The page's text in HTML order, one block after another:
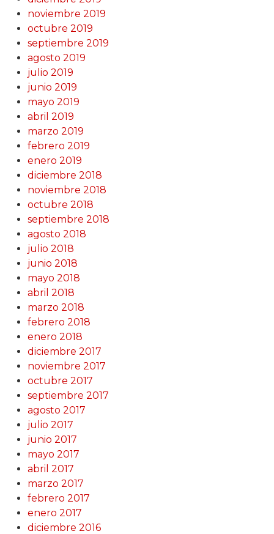
noviembre 2019
octubre 2019
septiembre 2019
agosto 2019
julio 2019
junio 2019
mayo 2019
abril 2019
marzo 2019
febrero 2019
enero 2019
diciembre 2018
noviembre 2018
octubre 2018
septiembre 2018
agosto 2018
julio 2018
junio 2018
mayo 2018
abril 2018
marzo 2018
febrero 2018
enero 2018
diciembre 2017
noviembre 2017
octubre 2017
septiembre 2017
agosto 2017
julio 2017
junio 2017
mayo 2017
abril 2017
marzo 2017
febrero 2017
enero 2017
diciembre 2016